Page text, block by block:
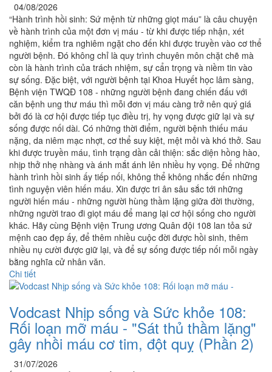
04/08/2026
“Hành trình hồi sinh: Sứ mệnh từ những giọt máu” là câu chuyện
về hành trình của một đơn vị máu - từ khi được tiếp nhận, xét
nghiệm, kiểm tra nghiêm ngặt cho đến khi được truyền vào cơ thể
người bệnh. Đó không chỉ là quy trình chuyên môn chặt chẽ mà
còn là hành trình của trách nhiệm, sự cẩn trọng và niềm tin vào
sự sống. Đặc biệt, với người bệnh tại Khoa Huyết học lâm sàng,
Bệnh viện TWQĐ 108 - những người bệnh đang chiến đấu với
căn bệnh ung thư máu thì mỗi đơn vị máu càng trở nên quý giá
bởi đó là cơ hội được tiếp tục điều trị, hy vọng được giữ lại và sự
sống được nối dài. Có những thời điểm, người bệnh thiếu máu
nặng, da niêm mạc nhợt, cơ thể suy kiệt, mệt mỏi và khó thở. Sau
khi được truyền máu, tình trạng dần cải thiện: sắc diện hồng hào,
nhịp thở nhẹ nhàng và ánh mắt ánh lên nhiều hy vọng. Để những
hành trình hồi sinh ấy tiếp nối, không thể không nhắc đến những
tình nguyện viên hiến máu. Xin được tri ân sâu sắc tới những
người hiến máu - những người hùng thầm lặng giữa đời thường,
những người trao đi giọt máu để mang lại cơ hội sống cho người
khác. Hãy cùng Bệnh viện Trung ương Quân đội 108 lan tỏa sứ
mệnh cao đẹp ấy, để thêm nhiều cuộc đời được hồi sinh, thêm
nhiều nụ cười được giữ lại, và để sự sống được tiếp nối mỗi ngày
bằng nghĩa cử nhân văn.
Chi tiết
Vodcast Nhịp sống và Sức khỏe 108:
Rối loạn mỡ máu - "Sát thủ thầm lặng"
gây nhồi máu cơ tim, đột quỵ (Phần 2)
31/07/2026